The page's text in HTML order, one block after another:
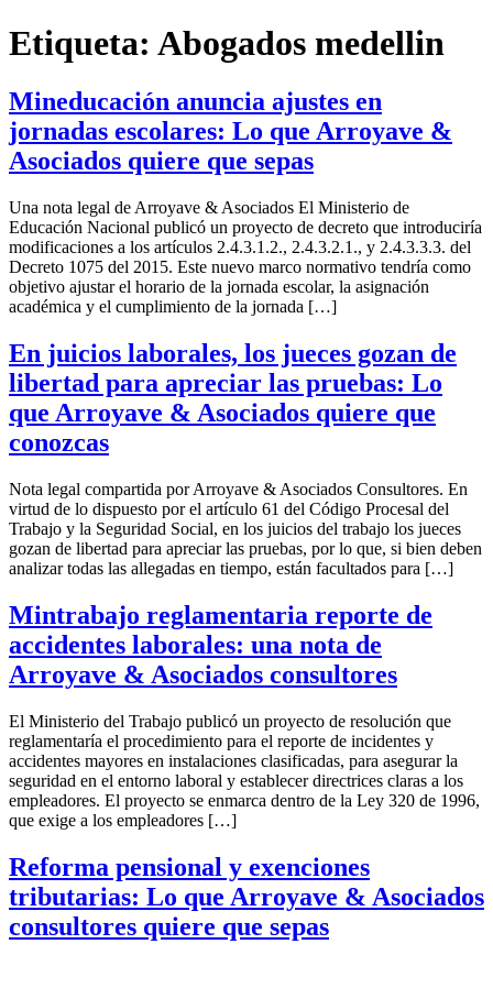
Etiqueta: Abogados medellin
Mineducación anuncia ajustes en
jornadas escolares: Lo que Arroyave &
Asociados quiere que sepas
Una nota legal de Arroyave & Asociados El Ministerio de
Educación Nacional publicó un proyecto de decreto que introduciría
modificaciones a los artículos 2.4.3.1.2., 2.4.3.2.1., y 2.4.3.3.3. del
Decreto 1075 del 2015. Este nuevo marco normativo tendría como
objetivo ajustar el horario de la jornada escolar, la asignación
académica y el cumplimiento de la jornada […]
En juicios laborales, los jueces gozan de
libertad para apreciar las pruebas: Lo
que Arroyave & Asociados quiere que
conozcas
Nota legal compartida por Arroyave & Asociados Consultores. En
virtud de lo dispuesto por el artículo 61 del Código Procesal del
Trabajo y la Seguridad Social, en los juicios del trabajo los jueces
gozan de libertad para apreciar las pruebas, por lo que, si bien deben
analizar todas las allegadas en tiempo, están facultados para […]
Mintrabajo reglamentaria reporte de
accidentes laborales: una nota de
Arroyave & Asociados consultores
El Ministerio del Trabajo publicó un proyecto de resolución que
reglamentaría el procedimiento para el reporte de incidentes y
accidentes mayores en instalaciones clasificadas, para asegurar la
seguridad en el entorno laboral y establecer directrices claras a los
empleadores. El proyecto se enmarca dentro de la Ley 320 de 1996,
que exige a los empleadores […]
Reforma pensional y exenciones
tributarias: Lo que Arroyave & Asociados
consultores quiere que sepas